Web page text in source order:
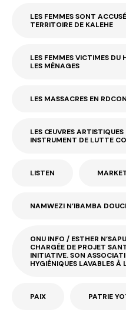
LES FEMMES SONT
TERRITOIRE DE KALEHE
LES FEMMES VICTIMES DU
LES MÉNAGES
LES MASSACRES EN
LES ŒUVRES ARTISTIQUES
INSTRUMENT DE LUTTE
LISTEN
NAMWEZI N’IBAMBA
ONU INFO / ESTHER
CHARGÉE DE PROJET
INITIATIVE. SON
HYGIÉNIQUES LAVABLES À
PAIX PATRIE